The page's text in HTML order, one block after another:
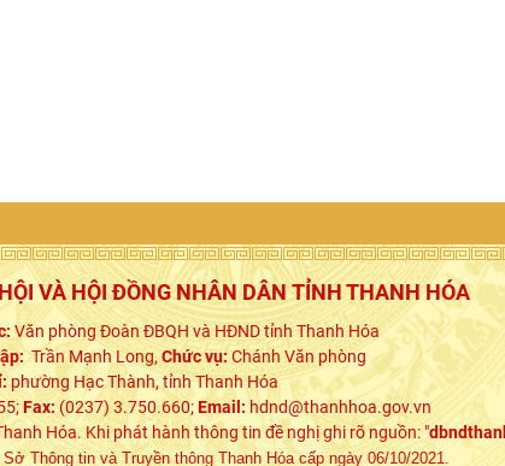
VÀ HỘI ĐỒNG NHÂN DÂN TỈNH THANH HÓA
Văn phòng Đoàn ĐBQH và HĐND tỉnh Thanh Hóa
Trần Mạnh Long,Chức vụ:Chánh Văn phòng
phường Hạc Thành, tỉnh Thanh Hóa
Fax:(0237) 3.750.660;Email: hdnd@thanhhoa.gov.vn
Hóa. Khi phát hành thông tin đề nghị ghi rõ nguồn: "
Thông tin và Truyền thông Thanh Hóa cấp ngày 06/10/2021.